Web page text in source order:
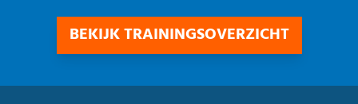
BEKIJK TRAININGSOVERZICHT